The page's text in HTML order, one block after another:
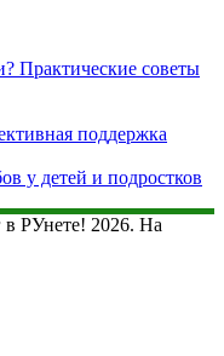
Практические советы
поддержка
у детей и подростков
РУнете! 2026. На